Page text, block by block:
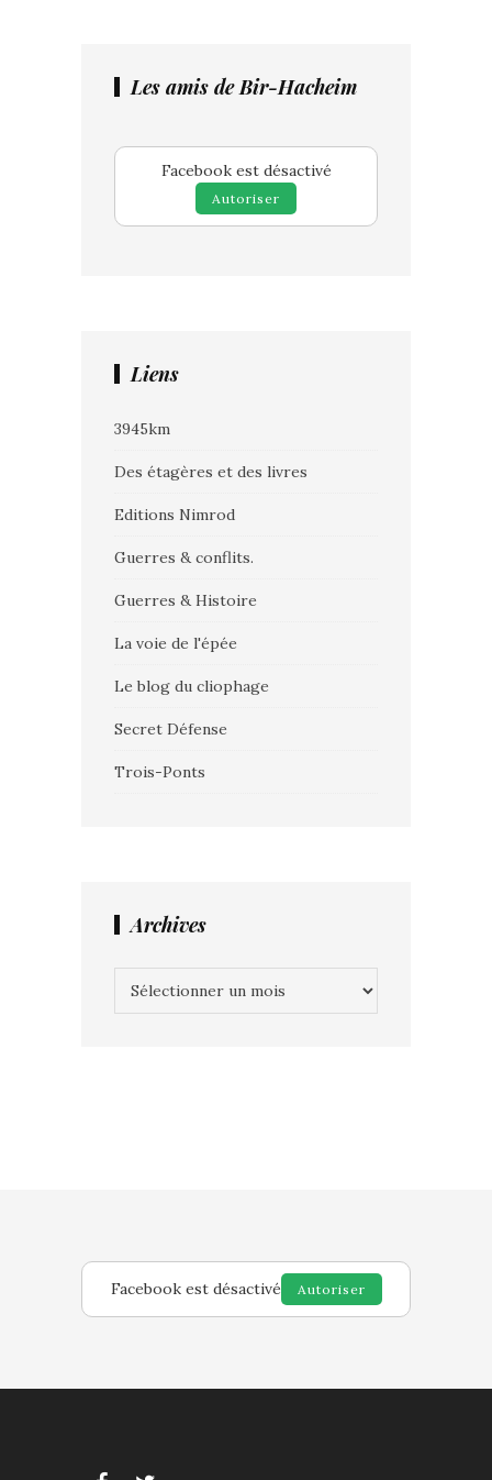
Les amis de Bir-Hacheim
Facebook est désactivé
Autoriser
Liens
3945km
Des étagères et des livres
Editions Nimrod
Guerres & conflits.
Guerres & Histoire
La voie de l'épée
Le blog du cliophage
Secret Défense
Trois-Ponts
Archives
Facebook est désactivé Autoriser